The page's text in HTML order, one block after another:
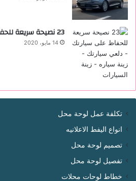
23 نصيحة سريعة للحفاظ على سيارتك
14 مايو، 2020
تكلفة عمل لوحة محل
انواع اليفط الاعلانيه
تصميم لوحة محل
تفصيل لوحة محل
خطاط لوحات محلات